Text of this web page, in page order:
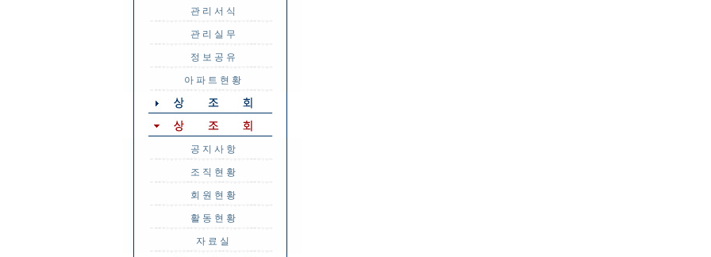
관 리 서 식
관 리 실 무
정 보 공 유
아 파 트 현 황
공 지 사 항
조 직 현 황
회 원 현 황
활 동 현 황
자 료 실